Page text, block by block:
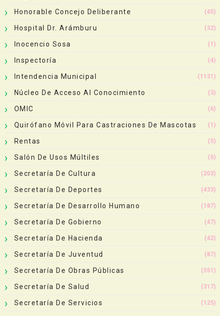
Honorable Concejo Deliberante (45)
Hospital Dr. Arámburu (32)
Inocencio Sosa (1)
Inspectoría (4)
Intendencia Municipal (1131)
Núcleo De Acceso Al Conocimiento (3)
OMIC (6)
Quirófano Móvil Para Castraciones De Mascotas (1)
Rentas (5)
Salón De Usos Múltiles (5)
Secretaría De Cultura (203)
Secretaría De Deportes (433)
Secretaría De Desarrollo Humano (187)
Secretaría De Gobierno (47)
Secretaría De Hacienda (42)
Secretaría De Juventud (87)
Secretaría De Obras Públicas (551)
Secretaría De Salud (317)
Secretaría De Servicios (125)